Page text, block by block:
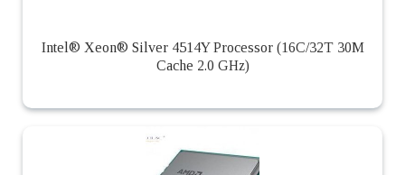
Intel® Xeon® Silver 4514Y Processor (16C/32T 30M
Cache 2.0 GHz)